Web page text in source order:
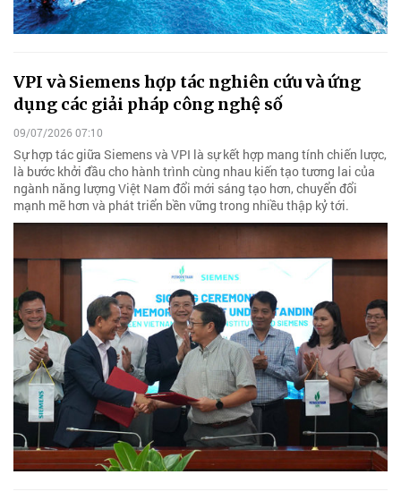
VPI và Siemens hợp tác nghiên cứu và ứng
dụng các giải pháp công nghệ số
09/07/2026 07:10
Sự hợp tác giữa Siemens và VPI là sự kết hợp mang tính chiến lược,
là bước khởi đầu cho hành trình cùng nhau kiến tạo tương lai của
ngành năng lượng Việt Nam đổi mới sáng tạo hơn, chuyển đổi
mạnh mẽ hơn và phát triển bền vững trong nhiều thập kỷ tới.